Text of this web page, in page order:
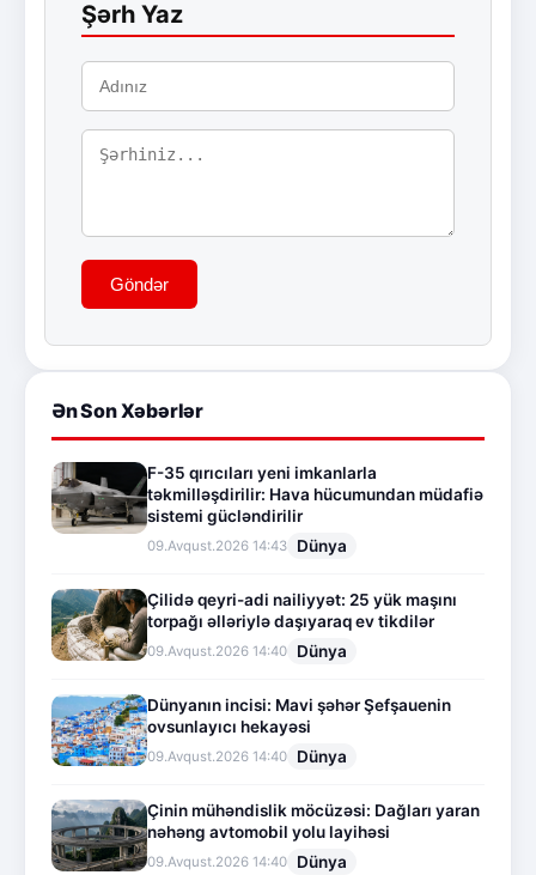
Şərh Yaz
Göndər
Ən Son Xəbərlər
F-35 qırıcıları yeni imkanlarla
təkmilləşdirilir: Hava hücumundan müdafiə
sistemi gücləndirilir
09.Avqust.2026 14:43 Dünya
Çilidə qeyri-adi nailiyyət: 25 yük maşını
torpağı əlləriylə daşıyaraq ev tikdilər
09.Avqust.2026 14:40 Dünya
Dünyanın incisi: Mavi şəhər Şefşauenin
ovsunlayıcı hekayəsi
09.Avqust.2026 14:40 Dünya
Çinin mühəndislik möcüzəsi: Dağları yaran
nəhəng avtomobil yolu layihəsi
09.Avqust.2026 14:40 Dünya